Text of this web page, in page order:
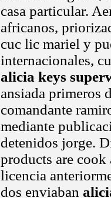
casa particular.
africanos,
cuc lic mariel y
internacionales,
alicia keys
ansiada primeros
comandante
mediante
detenidos jorge.
products are
licencia
dos enviaban